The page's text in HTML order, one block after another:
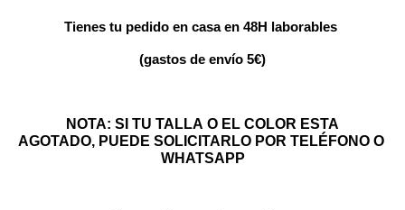
Tienes tu pedido en casa en 48H laborables
(gastos de envío 5€)
NOTA: SI TU TALLA O EL COLOR ESTA
AGOTADO, PUEDE SOLICITARLO POR TELÉFONO O
WHATSAPP